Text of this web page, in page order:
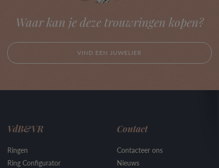
Waar kan je deze trouwringen kopen?
VIND EEN JUWELIER
VdB&VR
Ringen
Ring Configurator
Contact
Contacteer ons
Nieuws